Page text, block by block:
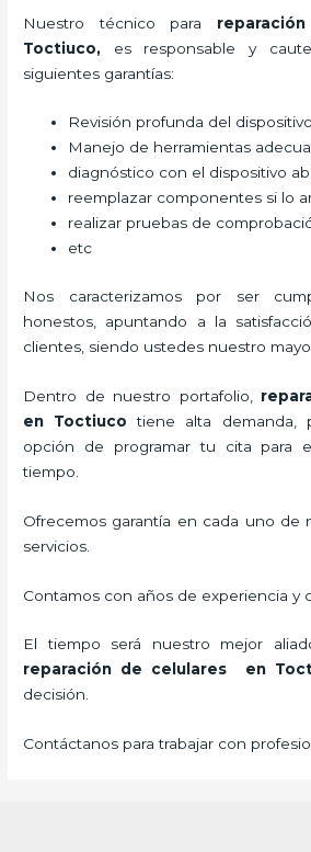
Nuestro técnico para
Toctiuco, es responsable y
siguientes garantías:
Revisión profunda del dispositivo
Manejo de herramientas
diagnóstico con el dispositivo
reemplazar componentes si lo
realizar pruebas de
etc
Nos caracterizamos por ser
honestos, apuntando a la
clientes, siendo ustedes nuestro
Dentro de nuestro portafolio,
en Toctiuco tiene alta demanda,
opción de programar tu cita para
tiempo.
Ofrecemos garantía en cada uno de
servicios.
Contamos con años de experiencia y
El tiempo será nuestro mejor
reparación de celulares en
decisión.
Contáctanos para trabajar con